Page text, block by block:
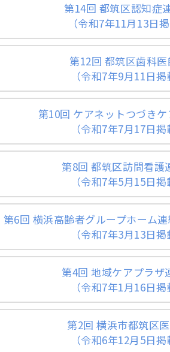
第14回 都筑区認知症
（令和7年11月13日掲
第12回 都筑区歯科
（令和7年9月11日掲
第10回 ケアネットつづき
（令和7年7月17日掲
第8回 都筑区訪問看護
（令和7年5月15日掲
第6回 横浜高齢者グループホーム
（令和7年3月13日掲
第4回 地域ケアプラザ
（令和7年1月16日掲
第2回 横浜市都筑区
（令和6年12月5日掲